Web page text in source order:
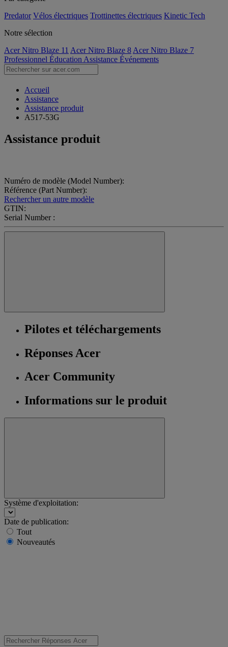
Predator Vélos électriques Trottinettes électriques Kinetic Tech
Notre sélection
Acer Nitro Blaze 11 Acer Nitro Blaze 8 Acer Nitro Blaze 7
Professionnel Éducation Assistance Événements
Accueil
Assistance
Assistance produit
A517-53G
Assistance produit
Numéro de modèle (Model Number):
Référence (Part Number):
Rechercher un autre modèle
GTIN:
Serial Number :
Pilotes et téléchargements
Réponses Acer
Acer Community
Informations sur le produit
Système d'exploitation:
Date de publication:
Tout
Nouveautés